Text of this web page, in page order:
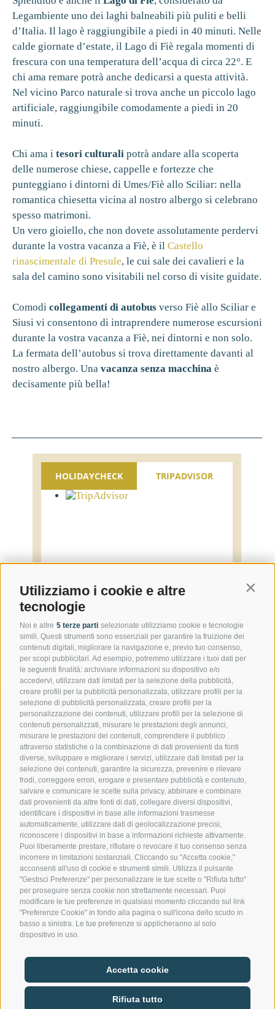
Utilizziamo i cookie e altre
tecnologie
Noi e altre 5 terze parti selezionate utilizziamo cookie e tecnologie
simili. Questi strumenti sono essenziali per garantire la fruizione dei
contenuti digitali, migliorare la navigazione e, previo tuo consenso,
per scopi pubblicitari. Ad esempio, potremmo utilizzare i tuoi dati per
le seguenti finalità: archiviare informazioni su dispositivo e/o
accedervi, utilizzare dati limitati per la selezione della pubblicità,
creare profili per la pubblicità personalizzata, utilizzare profili per la
selezione di pubblicità personalizzata, creare profili per la
personalizzazione dei contenuti, utilizzare profili per la selezione di
contenuti personalizzati, misurare le prestazioni degli annunci,
misurare le prestazioni dei contenuti, comprendere il pubblico
attraverso statistiche o la combinazione di dati provenienti da fonti
diverse, sviluppare e migliorare i servizi, utilizzare dati limitati per la
selezione dei contenuti, garantire la sicurezza, prevenire e rilevare
frodi, correggere errori, erogare e presentare pubblicità e contenuto,
salvare e comunicare le scelte sulla privacy, abbinare e combinare
dati provenienti da altre fonti di dati, collegare diversi dispositivi,
identificare i dispositivi in base alle informazioni trasmesse
automaticamente, utilizzare dati di geolocalizzazione precisi,
riconoscere i dispositivi in base a informazioni richieste attivamente.
Puoi liberamente prestare, rifiutare o revocare il tuo consenso senza
incorrere in limitazioni sostanziali. Cliccando su "Accetta cookie,"
acconsenti all'uso di cookie e strumenti simili. Utilizza il pulsante
"Gestisci Preferenze" per personalizzare le tue scelte o "Rifiuta tutto"
per proseguire senza cookie non strettamente necessari. Puoi
modificare le tue preferenze in qualsiasi momento cliccando sul link
"Preferenze Cookie" in fondo alla pagina o sull'icona dello scudo in
basso a sinistra. Le tue preferenze si applicheranno al solo
dispositivo in uso.
Accetta cookie
Rifiuta tutto
Legambiente uno dei laghi balneabili più puliti e belli
d’Italia. Il lago è raggiungibile a piedi in 40 minuti. Nelle
calde giornate d’estate, il Lago di Fiè regala momenti di
frescura con una temperatura dell’acqua di circa 22°. E
chi ama remare potrà anche dedicarsi a questa attività.
Nel vicino Parco naturale si trova anche un piccolo lago
artificiale, raggiungibile comodamente a piedi in 20
minuti.
Chi ama itesori culturali potrà andare alla scoperta
delle numerose chiese, cappelle e fortezze che
punteggiano i dintorni di Umes/Fiè allo Sciliar: nella
romantica chiesetta vicina al nostro albergo si celebrano
spesso matrimoni.
Un vero gioiello, che non dovete assolutamente perdervi
durante la vostra vacanza a Fiè, è ilCastello
rinascimentale di Presule, le cui sale dei cavalieri e la
sala del camino sono visitabili nel corso di visite guidate.
Comodicollegamenti di autobus verso Fiè allo Sciliar e
Siusi vi consentono di intraprendere numerose escursioni
durante la vostra vacanza a Fiè, nei dintorni e non solo.
La fermata dell’autobus si trova direttamente davanti al
nostro albergo. Unavacanza senza macchina è
decisamente più bella!
HOLIDAYCHECK TRIPADVISOR
Contattateci
Gasthof Kircher | Fam. Harder
Via Umes 10 | 39050 Fiè allo Sciliar (BZ) | Italia
Tel.+39 0471 725 151
Fax+39 0471 724 396
info@gasthof-kircher.it